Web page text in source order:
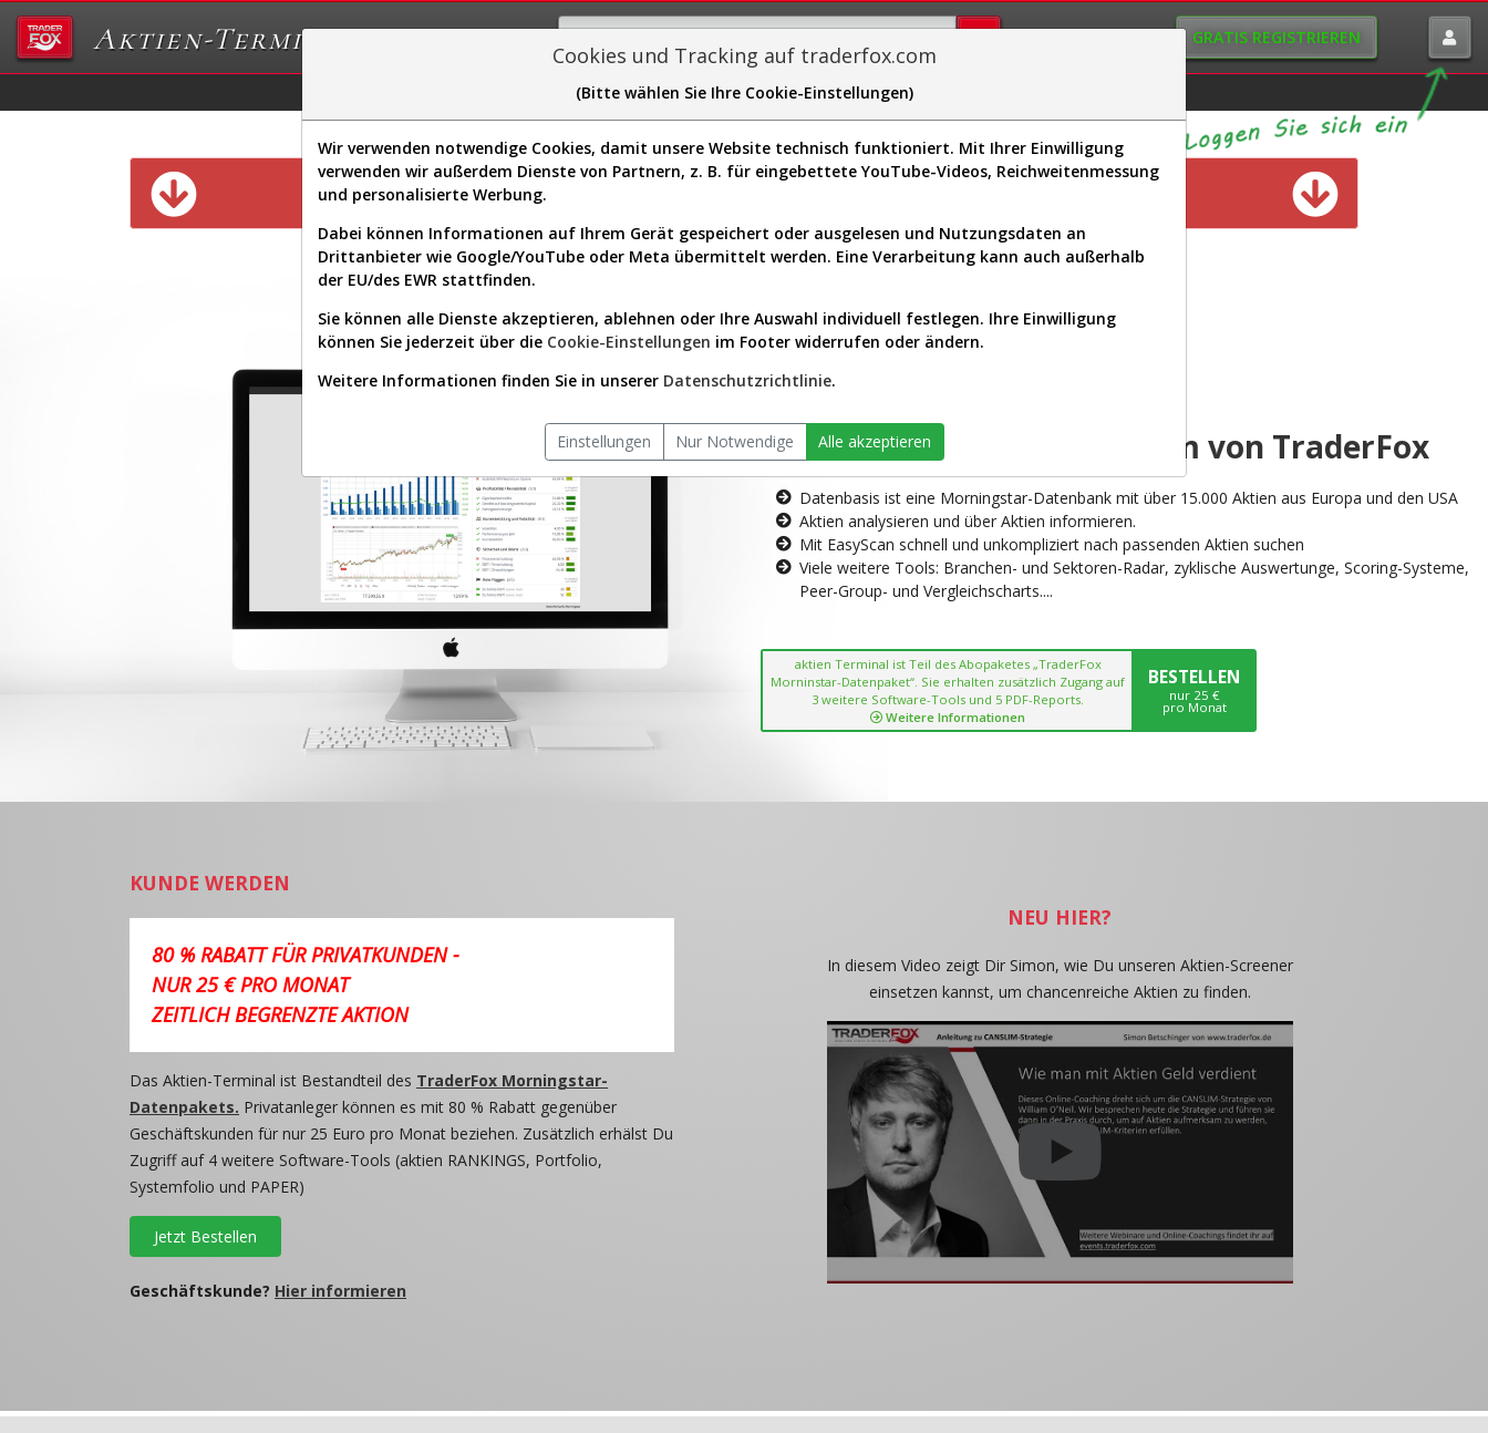
Aktien-Terminal GRATIS REGISTRIEREN
Sector-Spider Easy-Scan Visualizations
Diese Funktion ist nur für Premium-Kunden verfügbar
AKTIEN-TERMINAL
Die Aktienanalyse-Plattform von TraderFox
Datenbasis ist eine Morningstar-Datenbank mit über 15.000 Aktien aus Europa und den USA
Aktien analysieren und über Aktien informieren.
Mit EasyScan schnell und unkompliziert nach passenden Aktien suchen
Viele weitere Tools: Branchen- und Sektoren-Radar, zyklische Auswertunge, Scoring-Systeme,
Peer-Group- und Vergleichscharts....
aktien Terminal ist Teil des Abopaketes „TraderFox
Morninstar-Datenpaket“. Sie erhalten zusätzlich Zugang auf
3 weitere Software-Tools und 5 PDF-Reports.
Weitere Informationen
BESTELLEN
nur 25 €
pro Monat
KUNDE WERDEN
80 % RABATT FÜR PRIVATKUNDEN -
NUR 25 € PRO MONAT
ZEITLICH BEGRENZTE AKTION
Das Aktien-Terminal ist Bestandteil des TraderFox Morningstar-
Datenpakets. Privatanleger können es mit 80 % Rabatt gegenüber
Geschäftskunden für nur 25 Euro pro Monat beziehen. Zusätzlich erhälst Du
Zugriff auf 4 weitere Software-Tools (aktien RANKINGS, Portfolio,
Systemfolio und PAPER)
Jetzt Bestellen
Geschäftskunde? Hier informieren
NEU HIER?
In diesem Video zeigt Dir Simon, wie Du unseren Aktien-Screener
einsetzen kannst, um chancenreiche Aktien zu finden.
Cookies und Tracking auf traderfox.com
(Bitte wählen Sie Ihre Cookie-Einstellungen)
Wir verwenden notwendige Cookies, damit unsere Website technisch funktioniert. Mit Ihrer Einwilligung
verwenden wir außerdem Dienste von Partnern, z. B. für eingebettete YouTube-Videos, Reichweitenmessung
und personalisierte Werbung.
Dabei können Informationen auf Ihrem Gerät gespeichert oder ausgelesen und Nutzungsdaten an
Drittanbieter wie Google/YouTube oder Meta übermittelt werden. Eine Verarbeitung kann auch außerhalb
der EU/des EWR stattfinden.
Sie können alle Dienste akzeptieren, ablehnen oder Ihre Auswahl individuell festlegen. Ihre Einwilligung
können Sie jederzeit über die Cookie-Einstellungen im Footer widerrufen oder ändern.
Weitere Informationen finden Sie in unserer Datenschutzrichtlinie.
Einstellungen Nur Notwendige Alle akzeptieren